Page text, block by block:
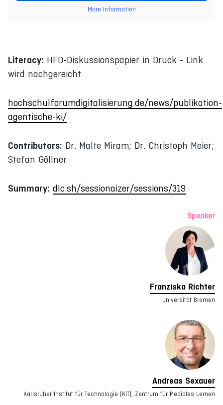
More Information
Literacy: HFD-Diskussionspapier in Druck - Link
wird nachgereicht
hochschulforumdigitalisierung.de/news/publikation-
agentische-ki/
Contributors: Dr. Malte Miram; Dr. Christoph Meier;
Stefan Göllner
Summary: dlc.sh/sessionaizer/sessions/319
Speaker
Franziska Richter
Universität Bremen
Andreas Sexauer
Karlsruher Institut für Technologie (KIT), Zentrum für Mediales Lernen